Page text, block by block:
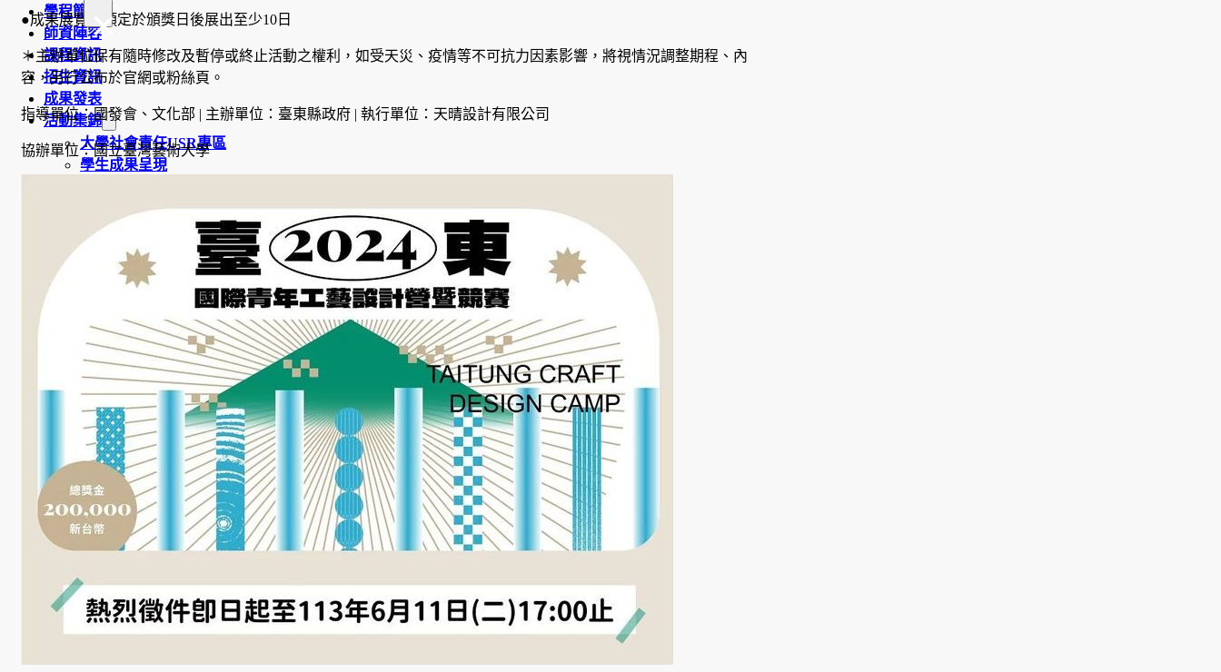
×
學程簡介
師資陣容
課程資訊
招生資訊
成果發表
活動集錦
大學社會責任USR專區
學生成果呈現
規章表格
相關連結
●成果展覽：預定於頒獎日後展出至少10日
＊主辦單位保有隨時修改及暫停或終止活動之權利，如受天災、疫情等不可抗力因素影響，將視情況調整期程、內
容，另行公布於官網或粉絲頁。
指導單位：國發會、文化部 | 主辦單位：臺東縣政府 | 執行單位：天晴設計有限公司
協辦單位：國立臺灣藝術大學